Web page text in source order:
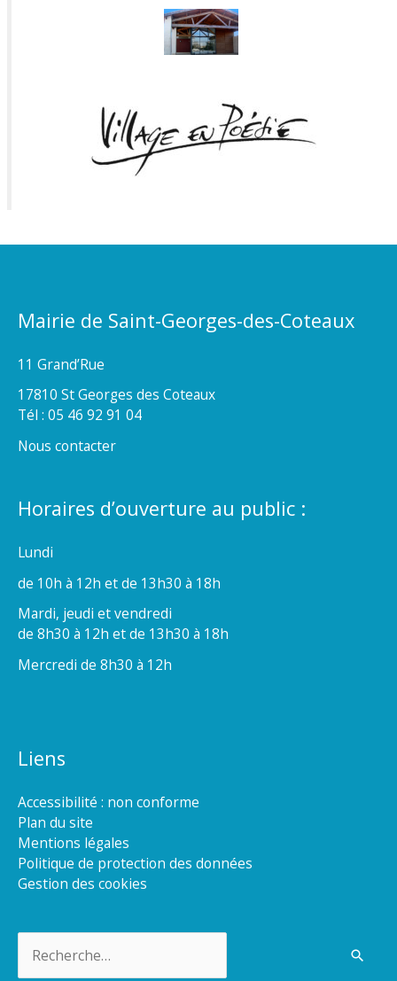
Mairie de Saint-Georges-des-Coteaux
11 Grand’Rue
17810 St Georges des Coteaux
Tél : 05 46 92 91 04
Nous contacter
Horaires d’ouverture au public :
Lundi
de 10h à 12h et de 13h30 à 18h
Mardi, jeudi et vendredi
de 8h30 à 12h et de 13h30 à 18h
Mercredi de 8h30 à 12h
Liens
Accessibilité : non conforme
Plan du site
Mentions légales
Politique de protection des données
Gestion des cookies